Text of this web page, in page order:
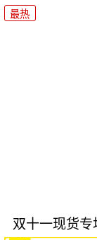
最热
双十一现货专